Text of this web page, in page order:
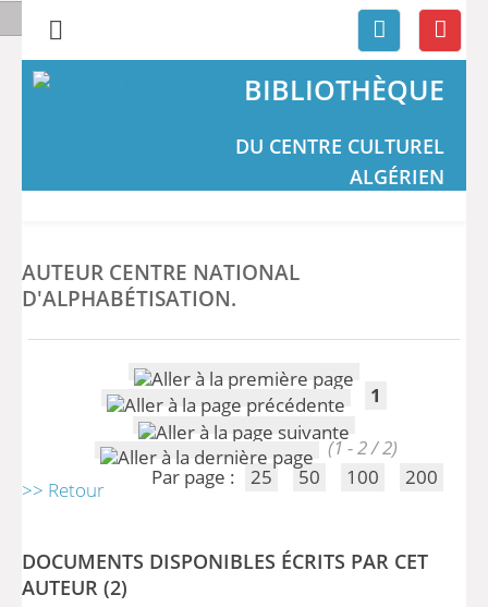
BIBLIOTHÈQUE
DU CENTRE CULTUREL
ALGÉRIEN
AUTEUR CENTRE NATIONAL
D'ALPHABÉTISATION.
1
(1 - 2 / 2)
Par page :
25 50 100 200
>> Retour
DOCUMENTS DISPONIBLES ÉCRITS PAR CET
AUTEUR (2)